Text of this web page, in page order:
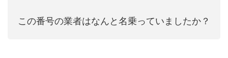
この番号の業者はなんと名乗っていましたか？